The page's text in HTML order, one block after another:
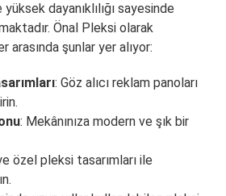
dayanıklılığı sayesinde
Önal Pleksi olarak
arasında şunlar yer alıyor:
: Göz alıcı reklam panoları
: Mekânınıza modern ve şık bir
özel pleksi tasarımları ile